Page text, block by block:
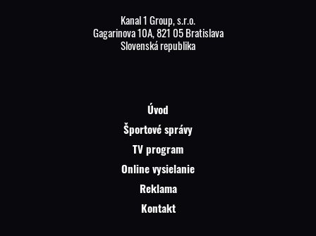
Kanal 1 Group, s.r.o.
Gagarinova 10A, 821 05 Bratislava
Slovenská republika
Úvod
Športové správy
TV program
Online vysielanie
Reklama
Kontakt